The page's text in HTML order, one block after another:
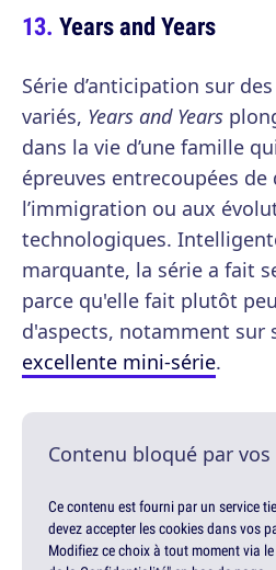
Years and Years
Série d’anticipation sur
variés, Years and Years
dans la vie d’une famille
épreuves entrecoupées de
l’immigration ou aux
technologiques.
marquante, la série a fait
parce qu'elle fait plutôt
d'aspects, notamment sur
excellente mini-série.
Contenu bloqué par
Ce contenu est fourni par un service
devez accepter les cookies dans vos
Modifiez ce choix à tout moment via